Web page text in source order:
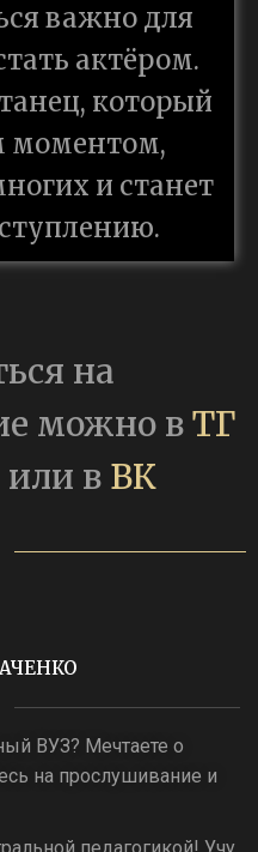
важно для
актёром.
который
моментом,
и станет
на
можно вТГ
или в ВК
ВУЗ? Мечтаете о
на прослушивание и